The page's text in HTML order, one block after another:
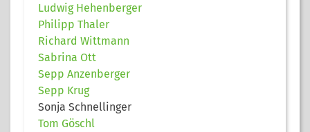
Ludwig Hehenberger
Philipp Thaler
Richard Wittmann
Sabrina Ott
Sepp Anzenberger
Sepp Krug
Sonja Schnellinger
Tom Göschl